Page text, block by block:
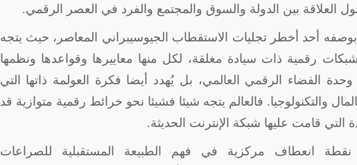
بين الدولة والسوق والمجتمع والفرد في العصر الرقمي.
بوصفه أحد أخطر تجليات الاستقطاب الجيوسيبراني المعاصر، حيث يتجه
شبكات رقمية ذات سيادة مغلقة، لكل منها معاييرها وقواعدها ونظمها
الفضاء الرقمي العالمي، بل يُهدد أيضا فكرة العولمة ذاتها التي
والتكنولوجيا. فالعالم يتجه شيئا فشيئا نحو خرائط رقمية متوازية قد
التي قامت عليها شبكة الإنترنت الحديثة.
نقطة انعطاف مركزية في فهم الطبيعة المستقبلية للصراعات